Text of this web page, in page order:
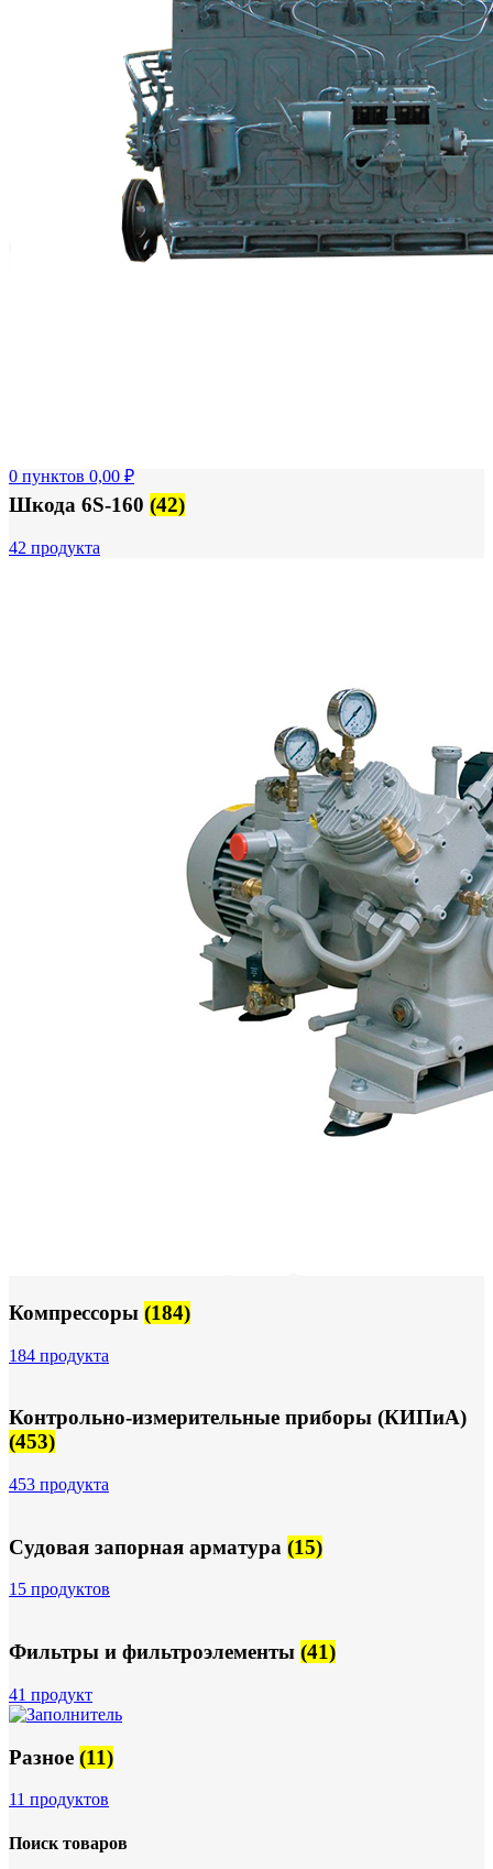
0 пунктов 0,00 ₽
Шкода 6S-160 (42)
42 продукта
Компрессоры (184)
184 продукта
Контрольно-измерительные приборы (КИПиА)
(453)
453 продукта
Судовая запорная арматура (15)
15 продуктов
Фильтры и фильтроэлементы (41)
41 продукт
Разное (11)
11 продуктов
Поиск товаров